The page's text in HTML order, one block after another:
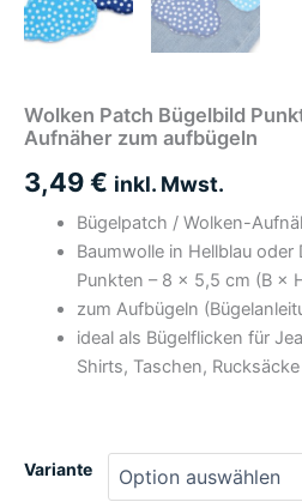
Wolken Patch Bügelbild
Aufnäher zum aufbügeln
3,49€ inkl. Mwst.
Bügelpatch / Wolken-
Baumwolle in Hellblau
Punkten – 8 × 5,5 cm (B ×
zum Aufbügeln
ideal als Bügelflicken für
Shirts, Taschen, Rucksäcke
Variante